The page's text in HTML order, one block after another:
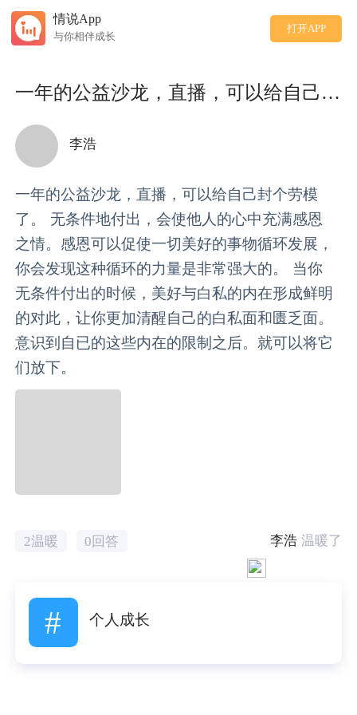
情说App
与你相伴成长
打开APP
一年的公益沙龙，直播，可以给自己封个劳模了。 无条件地付
李浩
一年的公益沙龙，直播，可以给自己封个劳模
了。 无条件地付出，会使他人的心中充满感恩
之情。感恩可以促使一切美好的事物循环发展，
你会发现这种循环的力量是非常强大的。 当你
无条件付出的时候，美好与白私的内在形成鲜明
的对此，让你更加清醒自己的白私面和匮乏面。
意识到自已的这些内在的限制之后。就可以将它
们放下。
2温暖 0回答 李浩 温暖了
# 个人成长